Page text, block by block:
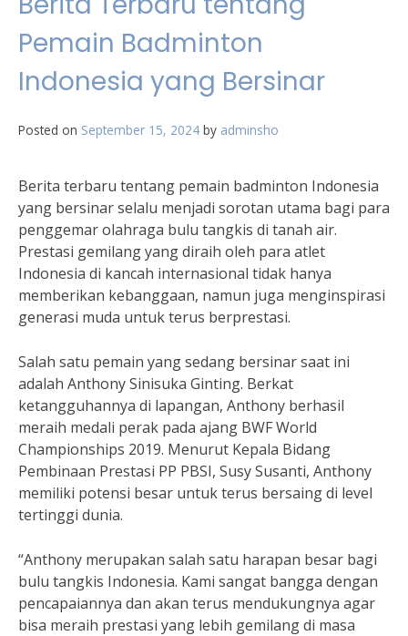
Pemain Badminton
Indonesia yang Bersinar
Posted on September 15, 2024 by adminsho
Berita terbaru tentang pemain badminton Indonesia
yang bersinar selalu menjadi sorotan utama bagi para
penggemar olahraga bulu tangkis di tanah air.
Prestasi gemilang yang diraih oleh para atlet
Indonesia di kancah internasional tidak hanya
memberikan kebanggaan, namun juga menginspirasi
generasi muda untuk terus berprestasi.
Salah satu pemain yang sedang bersinar saat ini
adalah Anthony Sinisuka Ginting. Berkat
ketangguhannya di lapangan, Anthony berhasil
meraih medali perak pada ajang BWF World
Championships 2019. Menurut Kepala Bidang
Pembinaan Prestasi PP PBSI, Susy Susanti, Anthony
memiliki potensi besar untuk terus bersaing di level
tertinggi dunia.
“Anthony merupakan salah satu harapan besar bagi
bulu tangkis Indonesia. Kami sangat bangga dengan
pencapaiannya dan akan terus mendukungnya agar
bisa meraih prestasi yang lebih gemilang di masa